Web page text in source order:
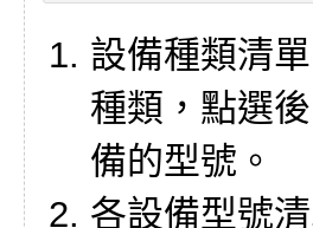
設備種類清
種類，點選
備的型號。
各設備型號